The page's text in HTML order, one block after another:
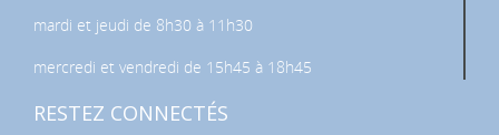
mardi et jeudi de 8h30 à 11h30
mercredi et vendredi de 15h45 à 18h45
RESTEZ CONNECTÉS